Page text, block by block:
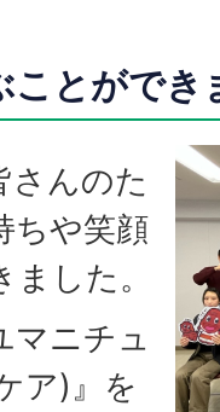
ことができ
さんのた
ちや笑顔
した。
マニチュ
ア)』を